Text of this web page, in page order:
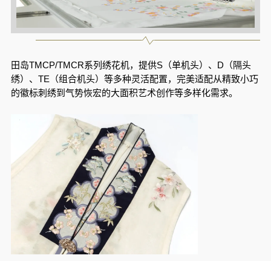
田岛TMCP/TMCR系列绣花机，提供S（单机头）、D（隔头
绣）、TE（组合机头）等多种灵活配置，完美适配从精致小巧
的徽标刺绣到气势恢宏的大面积艺术创作等多样化需求。